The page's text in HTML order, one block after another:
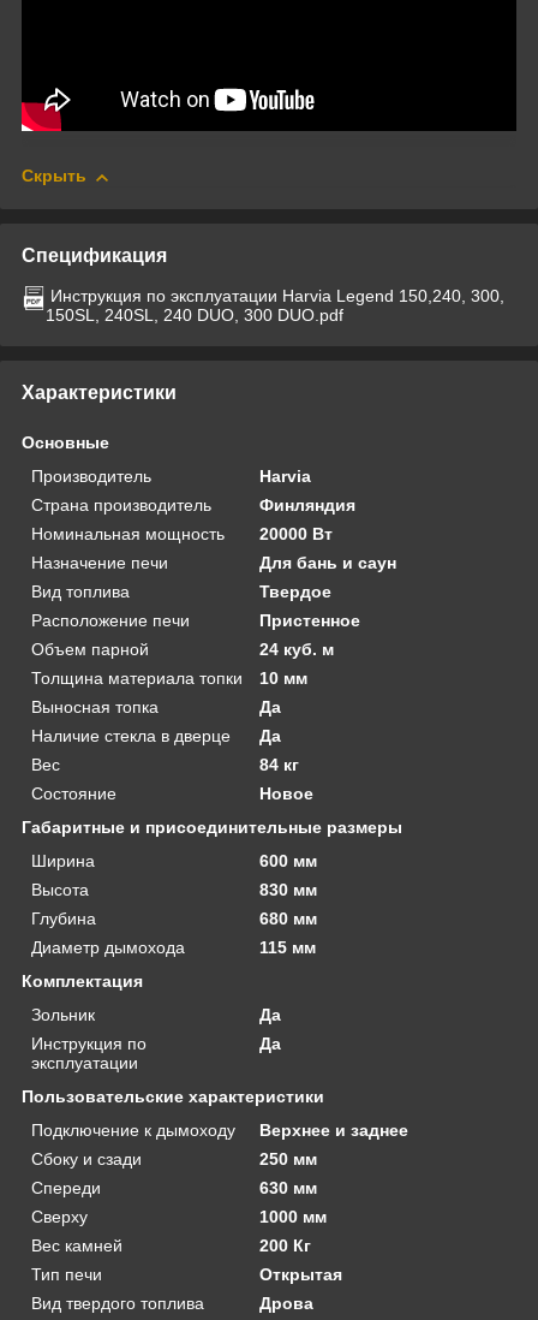
Скрыть
Спецификация
Инструкция по эксплуатации Harvia Legend 150,240, 300,
150SL, 240SL, 240 DUO, 300 DUO.pdf
Характеристики
Основные
Производитель
Harvia
Страна производитель
Финляндия
Номинальная мощность
20000 Вт
Назначение печи
Для бань и саун
Вид топлива
Твердое
Расположение печи
Пристенное
Объем парной
24 куб. м
Толщина материала топки
10 мм
Выносная топка
Да
Наличие стекла в дверце
Да
Вес
84 кг
Состояние
Новое
Габаритные и присоединительные размеры
Ширина
600 мм
Высота
830 мм
Глубина
680 мм
Диаметр дымохода
115 мм
Комплектация
Зольник
Да
Инструкция по
эксплуатации
Да
Пользовательские характеристики
Подключение к дымоходу
Верхнее и заднее
Сбоку и сзади
250 мм
Спереди
630 мм
Сверху
1000 мм
Вес камней
200 Кг
Тип печи
Открытая
Вид твердого топлива
Дрова